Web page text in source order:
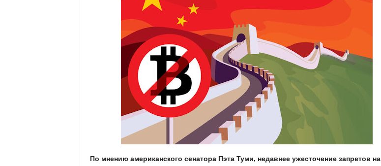
.
.
По мнению американского сенатора Пэта Туми, недавнее ужесточение запретов на